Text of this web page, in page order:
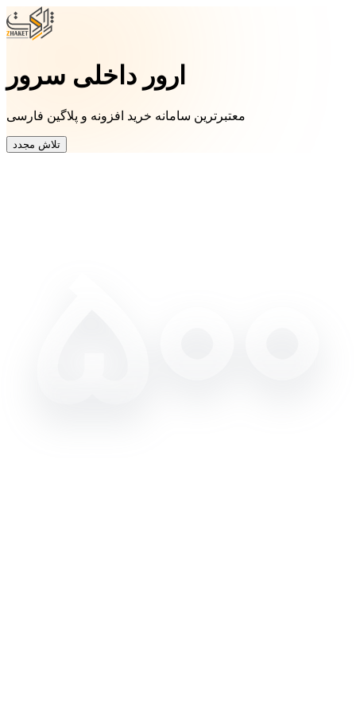
ارور داخلی سرور
معتبرترین سامانه خرید افزونه و پلاگین فارسی
تلاش مجدد